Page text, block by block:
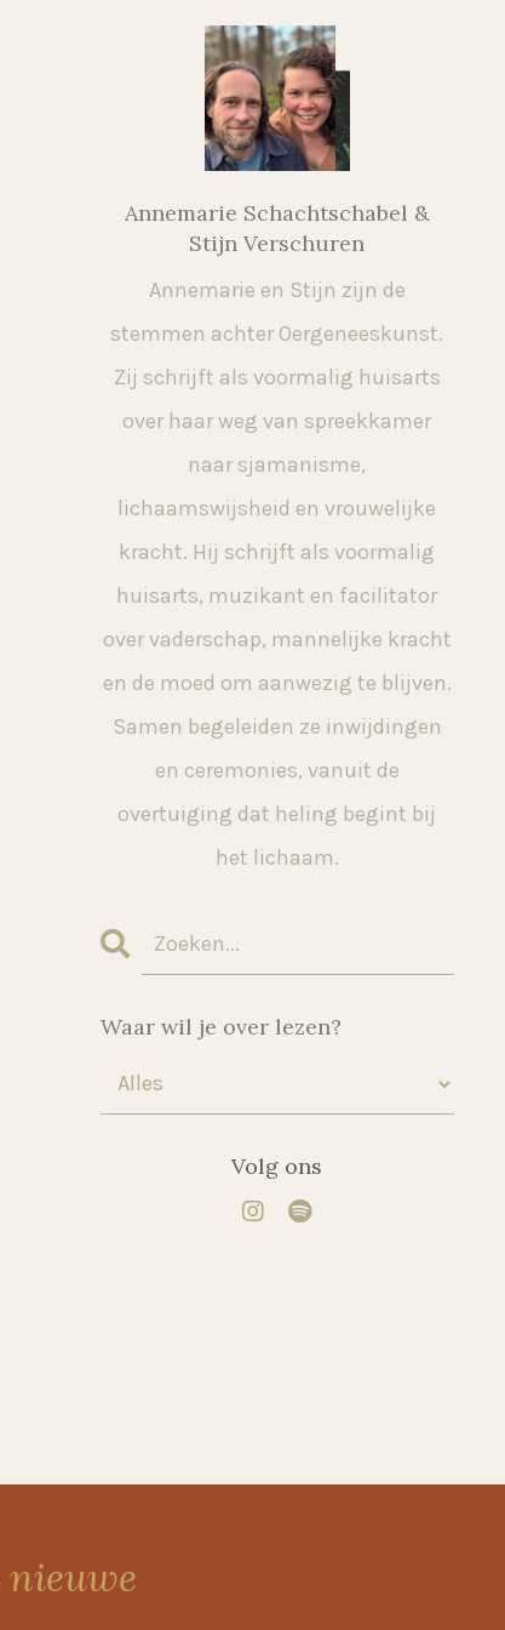
Annemarie Schachtschabel &
Stijn Verschuren
Annemarie en Stijn zijn de
stemmen achter Oergeneeskunst.
Zij schrijft als voormalig huisarts
over haar weg van spreekkamer
naar sjamanisme,
lichaamswijsheid en vrouwelijke
kracht. Hij schrijft als voormalig
huisarts, muzikant en facilitator
over vaderschap, mannelijke kracht
en de moed om aanwezig te blijven.
Samen begeleiden ze inwijdingen
en ceremonies, vanuit de
overtuiging dat heling begint bij
het lichaam.
Waar wil je over lezen?
Volg ons
nieuwe